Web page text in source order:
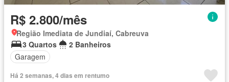
R$ 2.800/mês
Região Imediata de Jundiaí, Cabreuva
3 Quartos
2 Banheiros
Garagem
Há 2 semanas, 4 dias em rentumo